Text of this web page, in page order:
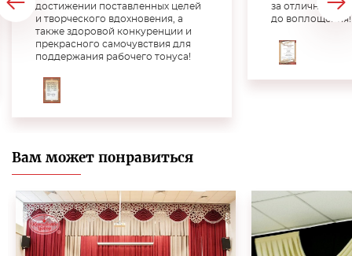
достижении поставленных целей
и творческого вдохновения, а
также здоровой конкуренции и
прекрасного самочувствия для
поддержания рабочего тонуса!
за отличную
до
Вам может понравиться